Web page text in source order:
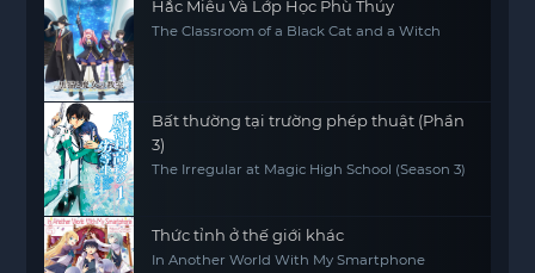
Hắc Miêu Và Lớp Học Phù Thủy
The Classroom of a Black Cat and a Witch
Bất thường tại trường phép thuật (Phần
3)
The Irregular at Magic High School (Season 3)
Thức tỉnh ở thế giới khác
In Another World With My Smartphone